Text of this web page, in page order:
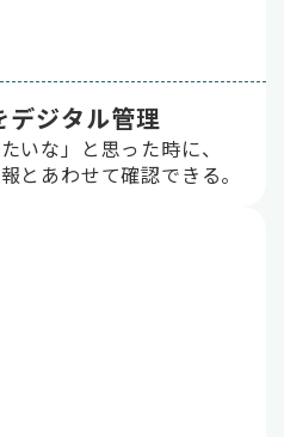
デジタル管理
いな」と思った時に、
とあわせて確認できる。